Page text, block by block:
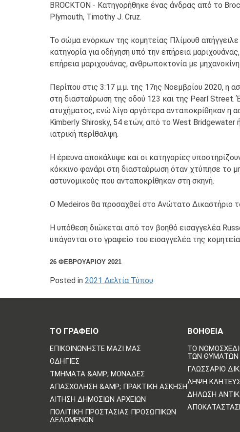
BROCKTON - Κατηγορήθηκε ένας άνδρας από το
Plymouth, Timothy J. Cruz.
Το σώμα ενόρκων της κομητείας Πλίμουθ
κατηγορία για οδήγηση υπό την επήρεια
επήρεια μαριχουάνας, ανθρωποκτονία με
Περίπου στις 3:17 μ.μ. της 17ης Νοεμβρίου 2020, η
στη διασταύρωση της οδού 123 και της Pearl
ατυχήματος, ενώ λίγο αργότερα ανταποκρίθηκαν η
Kimberly Shirosky, 54 ετών, από το West Bridgewater
ιατρική περίθαλψη.
Η έρευνα αποκάλυψε και οι κατηγορίες
κόκκινο φανάρι στη διασταύρωση όταν χτύπησε το
αστυνομικούς που ανταποκρίθηκαν στη σκηνή.
Ο Medeiros θα προσαχθεί στο Ανώτατο Δικαστήριο
Η υπόθεση διώκεται από τον βοηθό εισαγγελέα
υπάγονται στο γραφείο του εισαγγελέα της
26 ΦΕΒΡΟΥΑΡΊΟΥ 2021
Posted in 2021 Δελτία Τύπου
ΤΟ ΓΡΑΦΕΙΟ
ΕΠΙΚΟΙΝΩΝΗΣΤΕ ΜΑΖΙ ΜΑΣ
ΟΔΗΓΊΕΣ
ΤΜΉΜΑΤΑ &AMP; ΜΟΝΆΔΕΣ
ΑΠΑΣΧΌΛΗΣΗ &AMP; ΠΡΑΚΤΙΚΉ ΆΣΚΗΣΗ
ΑΊΤΗΣΗ ΔΗΜΌΣΙΩΝ ΑΡΧΕΊΩΝ
ΠΟΛΙΤΙΚΗ ΠΡΟΣΤΑΣΙΑΣ ΠΡΟΣΩΠΙΚΩΝ
ΔΕΔΟΜΕΝΩΝ
ΒΟΗΘΕΙΑ
ΤΟ
ΤΩΝ ΘΥΜΆΤΩΝ
ΓΛΩΣΣΆΡΙΟ
ΛΉΨΗ
ΔΉΛΩΣΗ